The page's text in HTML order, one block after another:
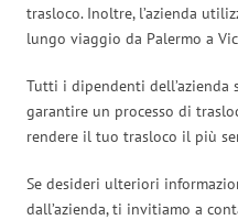
trasloco. Inoltre, l’azienda
lungo viaggio da Palermo a
Tutti i dipendenti dell’azienda
garantire un processo di
rendere il tuo trasloco il più
Se desideri ulteriori
dall’azienda, ti invitiamo a